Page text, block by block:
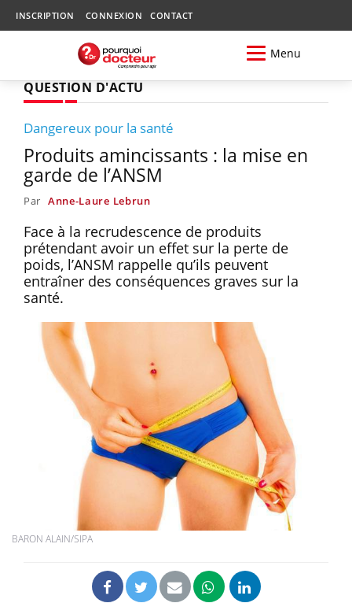
INSCRIPTION CONNEXION CONTACT
Menu
QUESTION D'ACTU
Dangereux pour la santé
Produits amincissants : la mise en
garde de l’ANSM
Par Anne-Laure Lebrun
Face à la recrudescence de produits
prétendant avoir un effet sur la perte de
poids, l’ANSM rappelle qu’ils peuvent
entraîner des conséquences graves sur la
santé.
BARON ALAIN/SIPA